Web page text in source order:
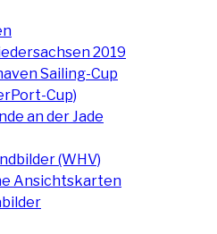
2019
Sailing-Cup
Cup)
an der Jade
(WHV)
Ansichtskarten